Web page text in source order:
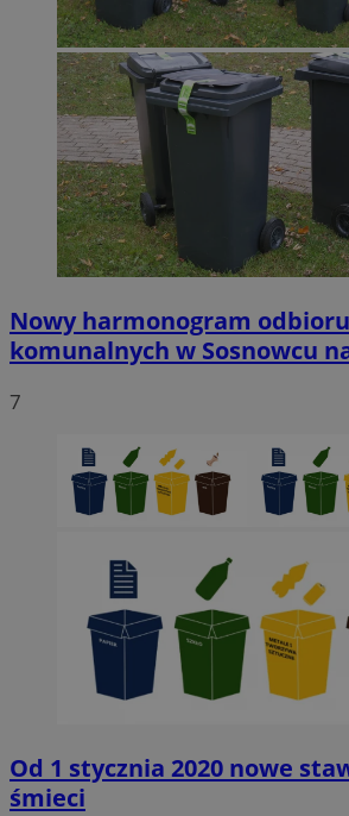
Nowy harmonogram
komunalnych w Sosnowcu
7
Od 1 stycznia 2020 nowe
śmieci